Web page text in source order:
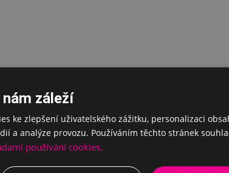
záleží
ke zlepšení uživatelského zážitku, personalizaci
a analýze provozu. Používáním těchto stránek
používání cookies.